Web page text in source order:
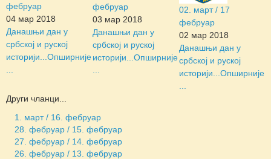
фебруар
04 мар 2018
Данашњи дан у
србској и руској
историји... Опширније
фебруар
03 мар 2018
Данашњи дан у
србској и руској
историји... Опширније
02. март / 17
фебруар
02 мар 2018
Данашњи дан у
србској и руској
историји... Опширније
Други чланци...
1. март / 16. фебруар
28. фебруар / 15. фебруар
27. фебруар / 14. фебруар
26. фебруар / 13. фебруар